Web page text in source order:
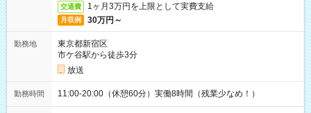
交通費 1ヶ月3万円を上限として実費支給
月収例 30万円～
勤務地
東京都新宿区
市ケ谷駅から徒歩3分
放送
勤務時間 11:00-20:00（休憩60分）実働8時間（残業少なめ！）